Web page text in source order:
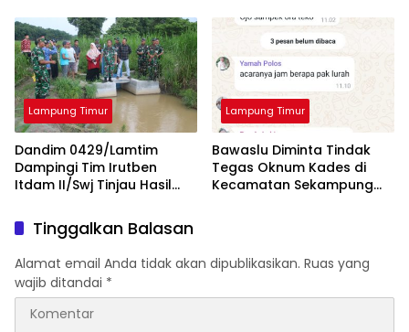
Lampung Timur
Dandim 0429/Lamtim
Dampingi Tim Irutben
Itdam II/Swj Tinjau Hasil
Lampung Timur
Bawaslu Diminta Tindak
Tegas Oknum Kades di
Kecamatan Sekampung
Tinggalkan Balasan
Alamat email Anda tidak akan dipublikasikan. Ruas yang
wajib ditandai *